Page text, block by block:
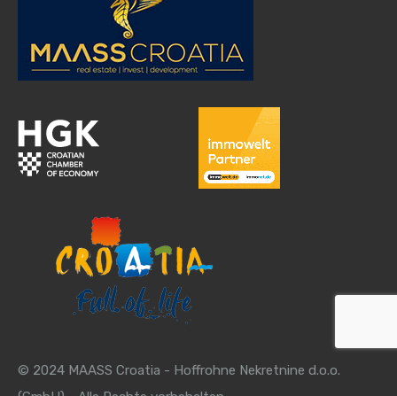
© 2024 MAASS Croatia - Hoffrohne Nekretnine d.o.o.